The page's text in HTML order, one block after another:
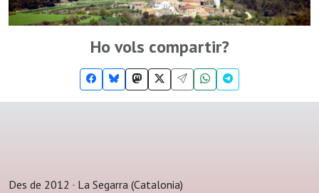
Ho vols compartir?
Des de 2012 · La Segarra (Catalonia)